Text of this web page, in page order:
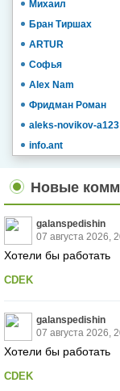
Михаил
Бран Тиршах
ARTUR
Софья
Alex Nam
Фридман Роман
aleks-novikov-a123
info.ant
Новые
galanspedishin
07 августа 2026,
Хотели бы работать
CDEK
galanspedishin
07 августа 2026,
Хотели бы работать
CDEK